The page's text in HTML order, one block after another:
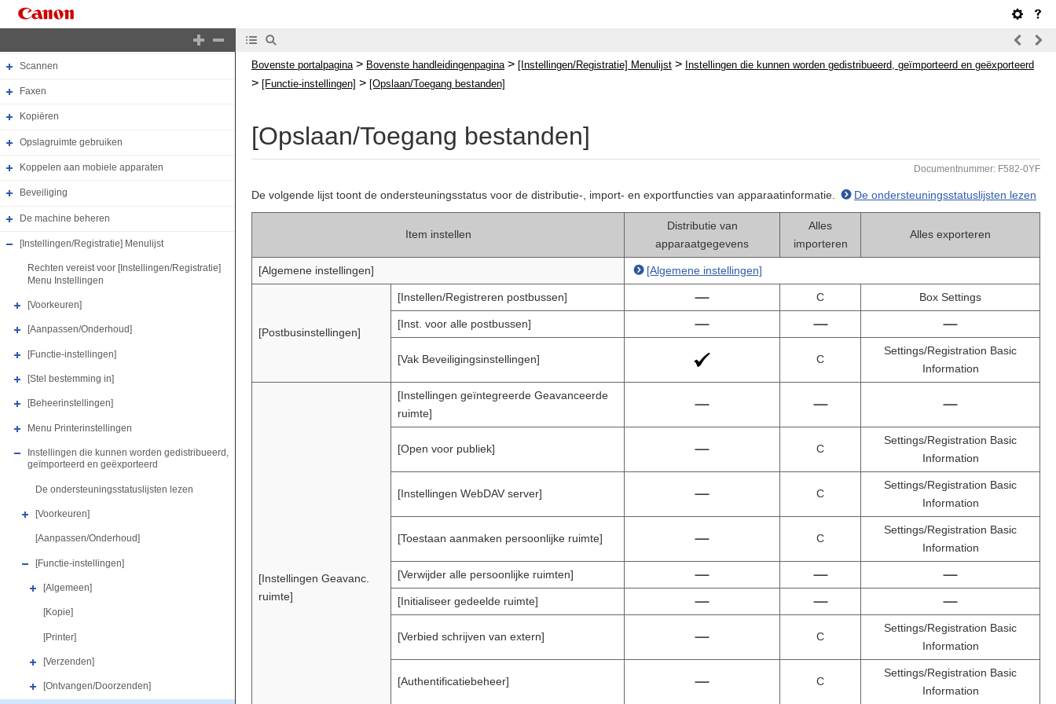
Basishandelingen
Scannen
Faxen
Kopiëren
Opslagruimte gebruiken
Koppelen aan mobiele apparaten
Beveiliging
De machine beheren
[Instellingen/Registratie] Menulijst
Rechten vereist voor [Instellingen/Registratie]
Menu Instellingen
[Voorkeuren]
[Aanpassen/Onderhoud]
[Functie-instellingen]
[Stel bestemming in]
[Beheerinstellingen]
Menu Printerinstellingen
Instellingen die kunnen worden gedistribueerd,
geïmporteerd en geëxporteerd
De ondersteuningsstatuslijsten lezen
[Voorkeuren]
[Aanpassen/Onderhoud]
[Functie-instellingen]
[Algemeen]
[Kopie]
[Printer]
[Verzenden]
[Ontvangen/Doorzenden]
Bovenste portalpagina > Bovenste handleidingenpagina > [Instellingen/Registratie] Menulijst > Instellingen die kunnen worden gedistribueerd, geïmporteerd en geëxporteerd
> [Functie-instellingen] > [Opslaan/Toegang bestanden]
[Opslaan/Toegang bestanden]
Documentnummer: F582-0YF
De volgende lijst toont de ondersteuningsstatus voor de distributie-, import- en exportfuncties van apparaatinformatie. De ondersteuningsstatuslijsten lezen
Item instellen
Distributie van
apparaatgegevens
Alles
importeren
Alles exporteren
[Algemene instellingen] [Algemene instellingen]
[Postbusinstellingen]
[Instellen/Registreren postbussen] C Box Settings
[Inst. voor alle postbussen]
[Vak Beveiligingsinstellingen] C
Settings/Registration Basic
Information
[Instellingen Geavanc.
ruimte]
[Instellingen geïntegreerde Geavanceerde
ruimte]
[Open voor publiek] C
Settings/Registration Basic
Information
[Instellingen WebDAV server] C
Settings/Registration Basic
Information
[Toestaan aanmaken persoonlijke ruimte] C
Settings/Registration Basic
Information
[Verwijder alle persoonlijke ruimten]
[Initialiseer gedeelde ruimte]
[Verbied schrijven van extern] C
Settings/Registration Basic
Information
[Authentificatiebeheer] C
Settings/Registration Basic
Information